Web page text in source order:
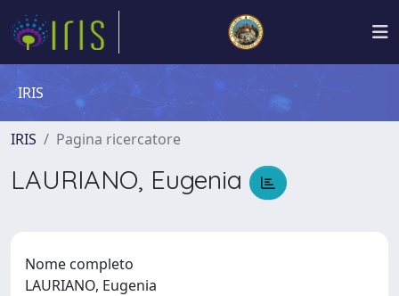
IRIS
IRIS Pagina ricercatore
LAURIANO, Eugenia
Nome completo
LAURIANO, Eugenia